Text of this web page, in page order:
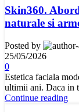
Skin360.
naturale si
Posted by
25/05/2026
0
Estetica faciala
ultimii ani. Daca in
Continue reading